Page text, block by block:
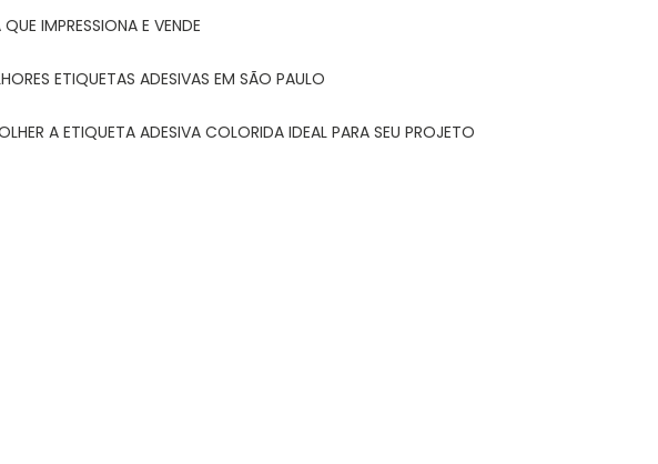
IMPRESSIONA E VENDE
ETIQUETAS ADESIVAS EM SÃO PAULO
A ETIQUETA ADESIVA COLORIDA IDEAL PARA SEU PROJETO